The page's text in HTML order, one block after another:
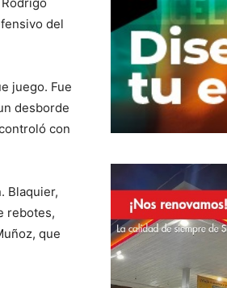
del
juego. Fue
desborde
con
Blaquier,
rebotes,
que